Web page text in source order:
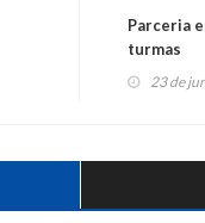
Parceria
turmas
23 de